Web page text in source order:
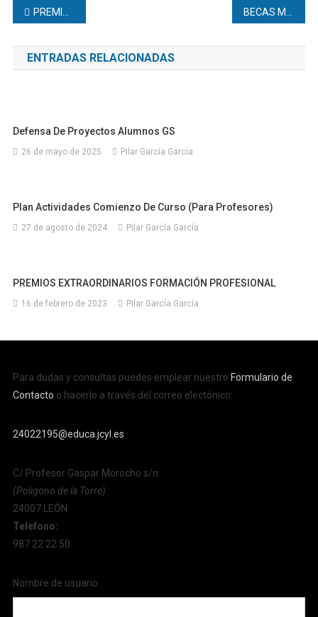
Navegación
de
entradas
PREMIOS EXTRAORDINARIOS FORMACIÓN PROFESIONAL
ENTRADAS RELACIONADAS
Defensa De Proyectos Alumnos GS
26 de mayo de 2025 Pilar García García
Plan Actividades Comienzo De Curso (para Profesores)
27 de agosto de 2024 Pilar García García
PREMIOS EXTRAORDINARIOS FORMACIÓN PROFESIONAL
16 de febrero de 2023 Pilar García García
Para dudas y consultas puedes emplear nuestro Formulario de
Contacto o hacerlo a través del correo electónico:
24022195@educa.jcyl.es
C/ Profesor Gaspar Morocho s/n.
(Poligono de la Torre).
24007 LEÓN
Telefono:
987 22 22 50
Nombre de usuario